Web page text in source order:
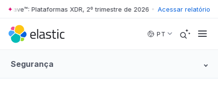
Skip to main content
Plataformas XDR, 2º trimestre de 2026 • The Forrester Wave™:
Acessar relatório
PT
Segurança